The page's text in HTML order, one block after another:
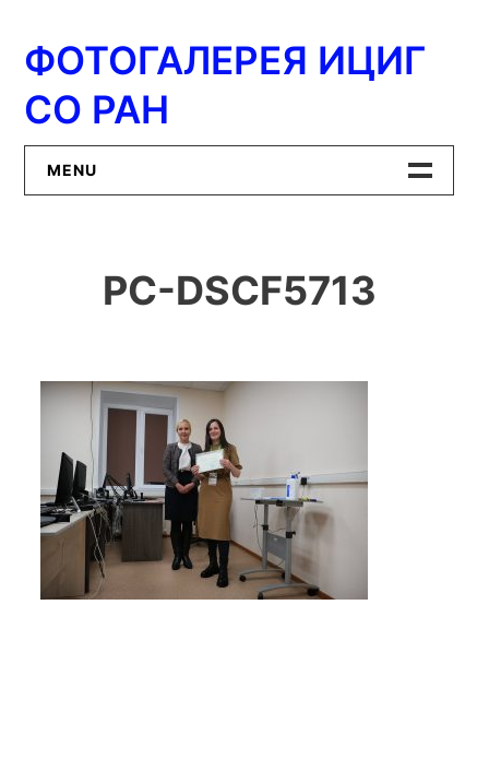
содержимому
ФОТОГАЛЕРЕЯ ИЦИГ
СО РАН
MENU
ИЦиГ СО РАН
PC-DSCF5713